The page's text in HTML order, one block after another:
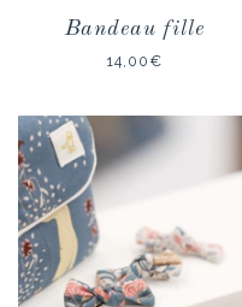
Bandeau fille
14,00 €